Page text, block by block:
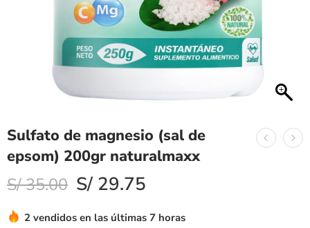
Sulfato de magnesio (sal de
epsom) 200gr naturalmaxx
S/35.00 S/ 29.75
2 vendidos en las últimas 7 horas